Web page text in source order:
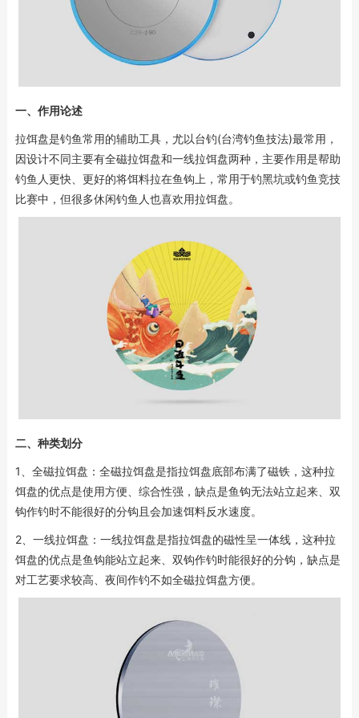
一、作用论述
拉饵盘是钓鱼常用的辅助工具，尤以台钓(台湾钓鱼技法)最常用，
因设计不同主要有全磁拉饵盘和一线拉饵盘两种，主要作用是帮助
钓鱼人更快、更好的将饵料拉在鱼钩上，常用于钓黑坑或钓鱼竞技
比赛中，但很多休闲钓鱼人也喜欢用拉饵盘。
二、种类划分
1、全磁拉饵盘：全磁拉饵盘是指拉饵盘底部布满了磁铁，这种拉
饵盘的优点是使用方便、综合性强，缺点是鱼钩无法站立起来、双
钩作钓时不能很好的分钩且会加速饵料反水速度。
2、一线拉饵盘：一线拉饵盘是指拉饵盘的磁性呈一体线，这种拉
饵盘的优点是鱼钩能站立起来、双钩作钓时能很好的分钩，缺点是
对工艺要求较高、夜间作钓不如全磁拉饵盘方便。